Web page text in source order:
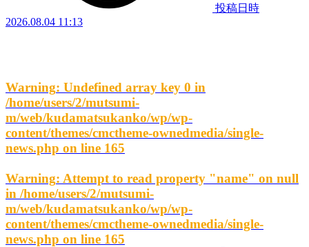
投稿日時
2026.08.04 11:13
Warning: Undefined array key 0 in
/home/users/2/mutsumi-
m/web/kudamatsukanko/wp/wp-
content/themes/cmctheme-ownedmedia/single-
news.php on line 165
Warning: Attempt to read property "name" on null
in /home/users/2/mutsumi-
m/web/kudamatsukanko/wp/wp-
content/themes/cmctheme-ownedmedia/single-
news.php on line 165